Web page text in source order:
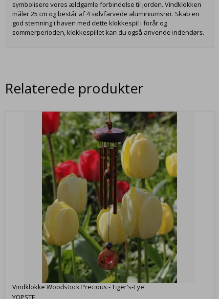
symbolisere vores ældgamle forbindelse til jorden. Vindklokken
måler 25 cm og består af 4 sølvfarvede aluminiumsrør. Skab en
god stemning i haven med dette klokkespil i forår og
sommerperioden, klokkespillet kan du også anvende indendørs.
Relaterede produkter
Vindklokke Woodstock Precious - Tiger's-Eye
YOPSTE